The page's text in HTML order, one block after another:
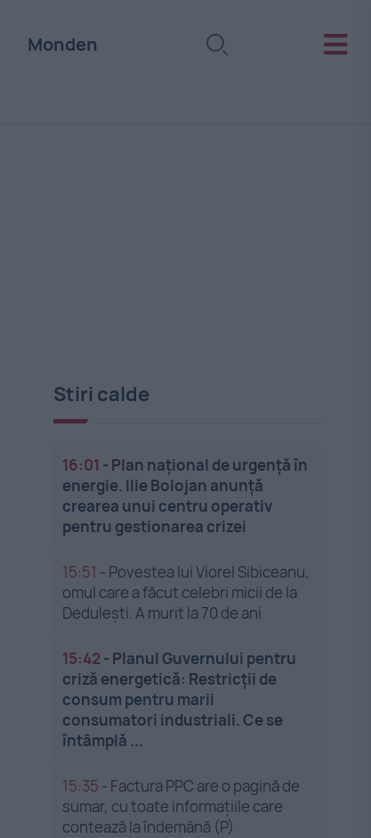
Monden
Stiri calde
16:01 - Plan național de urgență în
energie. Ilie Bolojan anunță
crearea unui centru operativ
pentru gestionarea crizei
15:51 - Povestea lui Viorel Sibiceanu,
omul care a făcut celebri micii de la
Dedulești. A murit la 70 de ani
15:42 - Planul Guvernului pentru
criză energetică: Restricții de
consum pentru marii
consumatori industriali. Ce se
întâmplă ...
15:35 - Factura PPC are o pagină de
sumar, cu toate informațiile care
contează la îndemână (P)